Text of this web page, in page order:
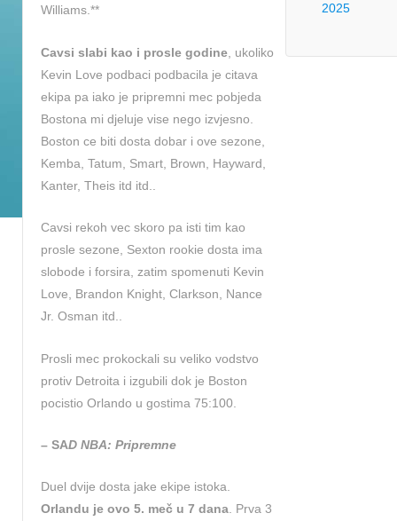
Williams.**
Cavsi slabi kao i prosle godine , ukoliko
Kevin Love podbaci podbacila je citava
ekipa pa iako je pripremni mec pobjeda
Bostona mi djeluje vise nego izvjesno.
Boston ce biti dosta dobar i ove sezone,
Kemba, Tatum, Smart, Brown, Hayward,
Kanter, Theis itd itd..
Cavsi rekoh vec skoro pa isti tim kao
prosle sezone, Sexton rookie dosta ima
slobode i forsira, zatim spomenuti Kevin
Love, Brandon Knight, Clarkson, Nance
Jr. Osman itd..
Prosli mec prokockali su veliko vodstvo
protiv Detroita i izgubili dok je Boston
pocistio Orlando u gostima 75:100.
– SAD NBA: Pripremne
Duel dvije dosta jake ekipe istoka.
Orlandu je ovo 5. meč u 7 dana. Prva 3
2025